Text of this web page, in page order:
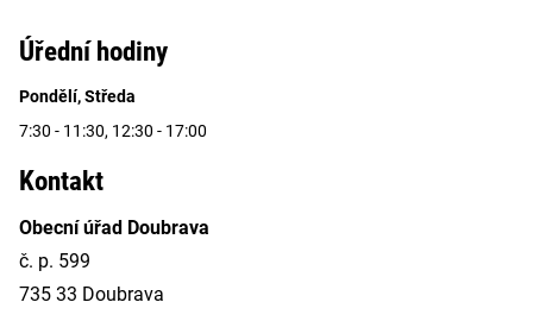
Úřední hodiny
Pondělí, Středa
7:30 - 11:30, 12:30 - 17:00
Kontakt
Obecní úřad Doubrava
č. p. 599
735 33 Doubrava